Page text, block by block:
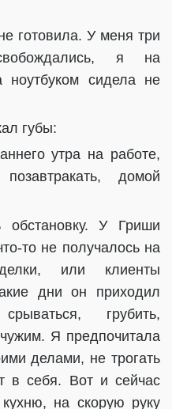
готовила. У меня три
я на
сидела не
губы:
утра на работе,
домой
У Гриши
то не получалось на
или клиенты
дни он приходил
грубить,
Я предпочитала
делами, не трогать
в себя. Вот и сейчас
на скорую руку